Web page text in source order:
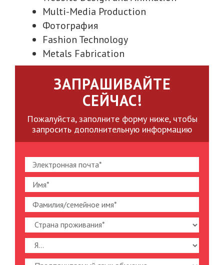
Multi-Media Production
Фотография
Fashion Technology
Metals Fabrication
ЗАПРАШИВАЙТЕ
СЕЙЧАС!
Пожалуйста, заполните форму ниже, чтобы
запросить дополнительную информацию